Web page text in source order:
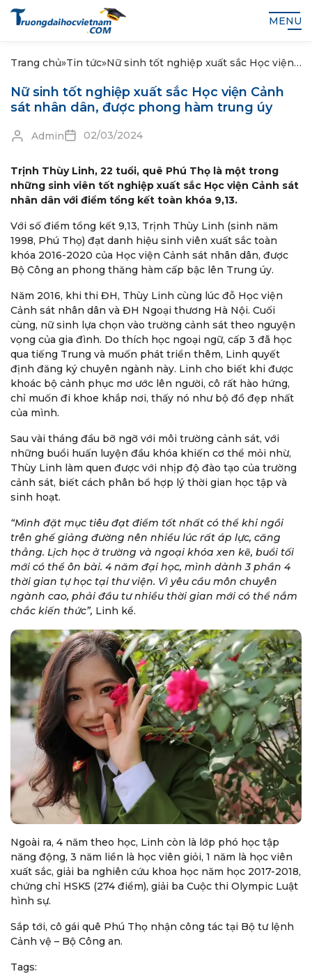
MENU
Trang chủ»Tin tức»Nữ sinh tốt nghiệp xuất sắc Học viện
trung úy
Nữ sinh tốt nghiệp xuất sắc Học viện Cảnh
sát nhân dân, được phong hàm trung úy
Admin 02/03/2024
Trịnh Thùy Linh, 22 tuổi, quê Phú Thọ là một trong
những sinh viên tốt nghiệp xuất sắc Học viện Cảnh sát
nhân dân với điểm tổng kết toàn khóa 9,13.
Với số điểm tổng kết 9,13, Trịnh Thùy Linh (sinh năm
1998, Phú Thọ) đạt danh hiệu sinh viên xuất sắc toàn
khóa 2016-2020 của Học viện Cảnh sát nhân dân, được
Bộ Công an phong thăng hàm cấp bậc lên Trung úy.
Năm 2016, khi thi ĐH, Thùy Linh cùng lúc đỗ Học viện
Cảnh sát nhân dân và ĐH Ngoại thương Hà Nội. Cuối
cùng, nữ sinh lựa chọn vào trường cảnh sát theo nguyện
vọng của gia đình. Do thích học ngoại ngữ, cấp 3 đã học
qua tiếng Trung và muốn phát triển thêm, Linh quyết
định đăng ký chuyên ngành này. Linh cho biết khi được
khoác bộ cảnh phục mơ ước lên người, cô rất hào hứng,
chỉ muốn đi khoe khắp nơi, thấy nó như bộ đồ đẹp nhất
của mình.
Sau vài tháng đầu bỡ ngỡ với môi trường cảnh sát, với
những buổi huấn luyện đầu khóa khiến cơ thể mỏi nhừ,
Thùy Linh làm quen được với nhịp độ đào tạo của trường
cảnh sát, biết cách phân bổ hợp lý thời gian học tập và
sinh hoạt.
“Mình đặt mục tiêu đạt điểm tốt nhất có thể khi ngồi
trên ghế giảng đường nên nhiều lúc rất áp lực, căng
thẳng. Lịch học ở trường và ngoại khóa xen kẽ, buổi tối
mới có thể ôn bài. 4 năm đại học, mình dành 3 phần 4
thời gian tự học tại thư viện. Vì yêu cầu môn chuyên
ngành cao, phải đầu tư nhiều thời gian mới có thể nắm
chắc kiến thức”, Linh kể.
Ngoài ra, 4 năm theo học, Linh còn là lớp phó học tập
năng động, 3 năm liền là học viên giỏi, 1 năm là học viên
xuất sắc, giải ba nghiên cứu khoa học năm học 2017-2018,
chứng chỉ HSK5 (274 điểm), giải ba Cuộc thi Olympic Luật
hình sự.
Sắp tới, cô gái quê Phú Thọ nhận công tác tại Bộ tư lệnh
Cảnh vệ – Bộ Công an.
Tags: